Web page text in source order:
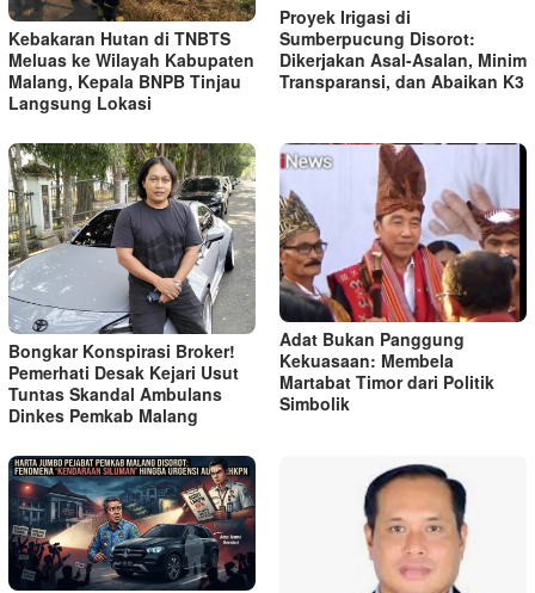
Kebakaran Hutan di TNBTS
Meluas ke Wilayah Kabupaten
Malang, Kepala BNPB Tinjau
Langsung Lokasi
Proyek Irigasi di
Sumberpucung Disorot:
Dikerjakan Asal-Asalan, Minim
Transparansi, dan Abaikan K3
Bongkar Konspirasi Broker!
Pemerhati Desak Kejari Usut
Tuntas Skandal Ambulans
Dinkes Pemkab Malang
Adat Bukan Panggung
Kekuasaan: Membela
Martabat Timor dari Politik
Simbolik